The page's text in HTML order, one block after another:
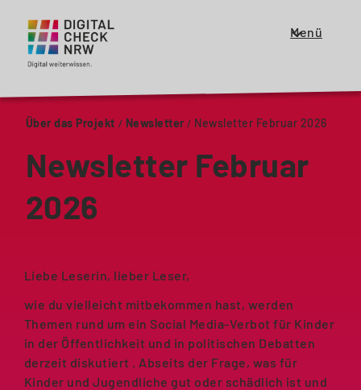
Menü
schließe
Menü
die
Über das Projekt Newsletter Newsletter Februar 2026
Newsletter Februar
2026
Liebe Leserin, lieber Leser,
wie du vielleicht mitbekommen hast, werden
Themen rund um ein Social Media-Verbot für Kinder
in der Öffentlichkeit und in politischen Debatten
derzeit diskutiert . Abseits der Frage, was für
Kinder und Jugendliche gut oder schädlich ist und